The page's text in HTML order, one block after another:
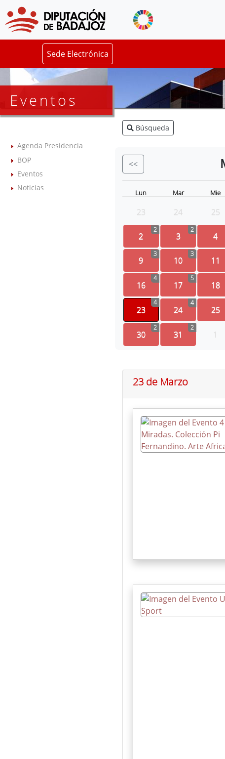
Sede Electrónica
Eventos
Agenda Presidencia
BOP
Eventos
Noticias
Búsqueda
<<
Lun Mar Mie
23 24 25
2
2
3
2
4
9
3
10
3
11
16
4
17
5
18
23
4
24
4
25
30
2
31
2
1
23 de Marzo